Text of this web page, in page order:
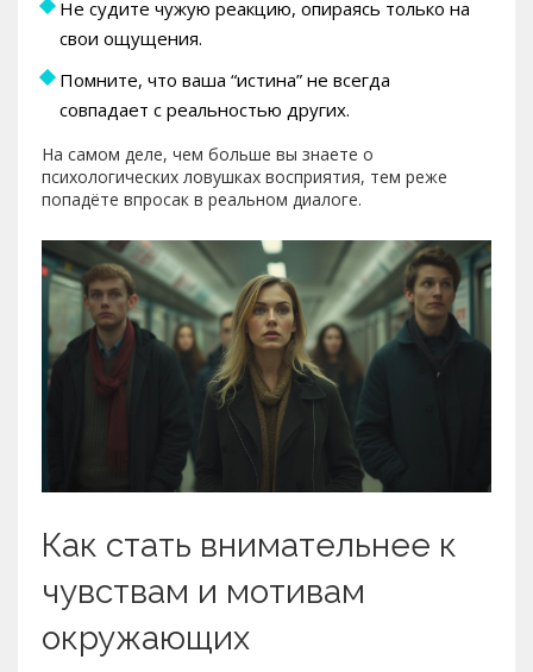
Не судите чужую реакцию, опираясь только на
свои ощущения.
Помните, что ваша “истина” не всегда
совпадает с реальностью других.
На самом деле, чем больше вы знаете о
психологических ловушках восприятия, тем реже
попадёте впросак в реальном диалоге.
Как стать внимательнее к
чувствам и мотивам
окружающих